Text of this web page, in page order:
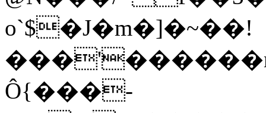
o`$�J�m�]�~��!
Ô{���-